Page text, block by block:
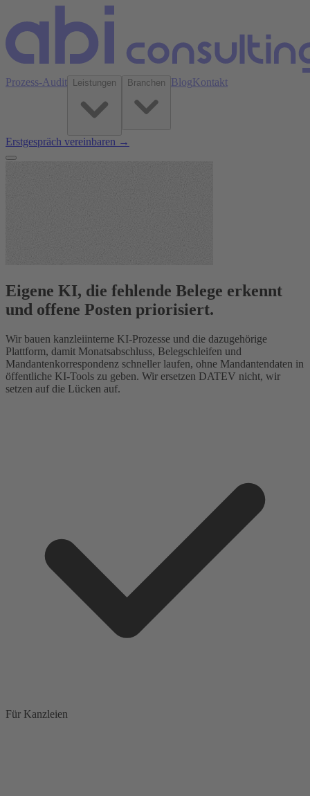
Prozess-Audit Leistungen Branchen BlogKontakt
Erstgespräch vereinbaren →
Eigene KI, die fehlende Belege erkennt
und offene Posten priorisiert.
Wir bauen kanzleiinterne KI-Prozesse und die dazugehörige
Plattform, damit Monatsabschluss, Belegschleifen und
Mandantenkorrespondenz schneller laufen, ohne Mandantendaten in
öffentliche KI-Tools zu geben. Wir ersetzen DATEV nicht, wir
setzen auf die Lücken auf.
Für Kanzleien